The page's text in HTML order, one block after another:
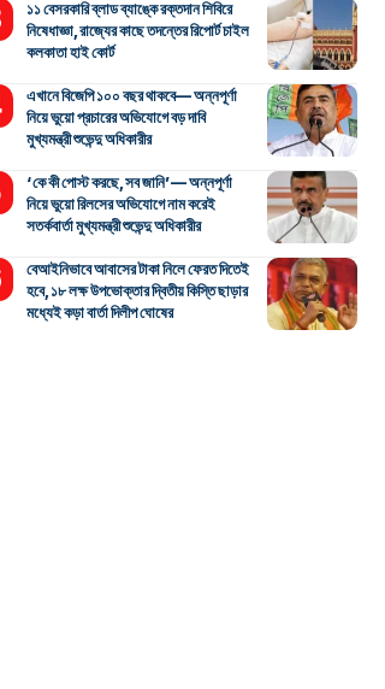
১১ বেসরকারি ব্লাড ব্যাঙ্কে রক্তদান শিবিরে
নিষেধাজ্ঞা, রাজ্যের কাছে তদন্তের রিপোর্ট চাইল
কলকাতা হাই কোর্ট
এখানে বিজেপি ১০০ বছর থাকবে— অন্নপূর্ণা
নিয়ে ভুয়ো প্রচারের অভিযোগে বড় দাবি
মুখ্যমন্ত্রী শুভেন্দু অধিকারীর
‘কে কী পোস্ট করছে, সব জানি’— অন্নপূর্ণা
নিয়ে ভুয়ো রিলসের অভিযোগে নাম করেই
সতর্কবার্তা মুখ্যমন্ত্রী শুভেন্দু অধিকারীর
বেআইনিভাবে আবাসের টাকা নিলে ফেরত দিতেই
হবে, ১৮ লক্ষ উপভোক্তার দ্বিতীয় কিস্তি ছাড়ার
মধ্যেই কড়া বার্তা দিলীপ ঘোষের